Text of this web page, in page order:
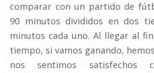
comparar con un partido de
90 minutos divididos en dos
minutos cada uno. Al llegar al
tiempo, si vamos ganando,
nos sentimos satisfechos